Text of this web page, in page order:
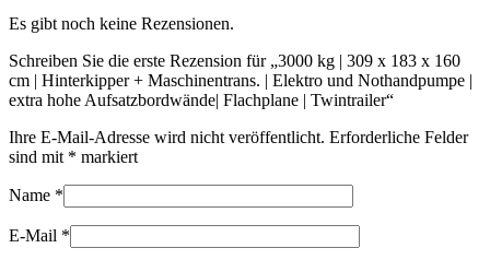
Es gibt noch keine Rezensionen.
Schreiben Sie die erste Rezension für „3000 kg | 309 x 183 x 160
cm | Hinterkipper + Maschinentrans. | Elektro und Nothandpumpe |
extra hohe Aufsatzbordwände| Flachplane | Twintrailer“
Ihre E-Mail-Adresse wird nicht veröffentlicht. Erforderliche Felder
sind mit * markiert
Name *
E-Mail *